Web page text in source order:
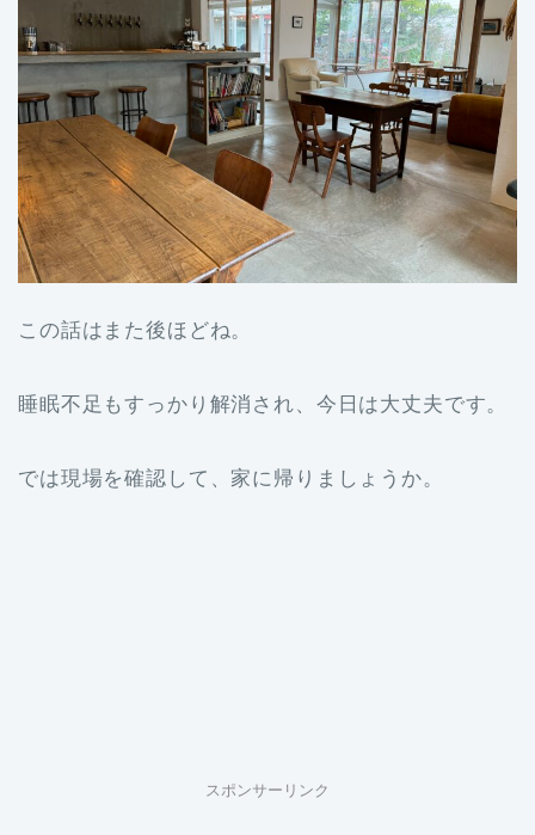
この話はまた後ほどね。
睡眠不足もすっかり解消され、今日は大丈夫です。
では現場を確認して、家に帰りましょうか。
スポンサーリンク